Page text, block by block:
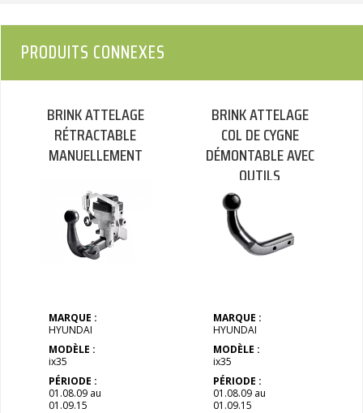
PRODUITS CONNEXES
BRINK ATTELAGE
RÉTRACTABLE
MANUELLEMENT
MARQUE :
HYUNDAI
MODÈLE :
ix35
PÉRIODE :
01.08.09 au
01.09.15
BRINK ATTELAGE
COL DE CYGNE
DÉMONTABLE AVEC
OUTILS
MARQUE :
HYUNDAI
MODÈLE :
ix35
PÉRIODE :
01.08.09 au
01.09.15